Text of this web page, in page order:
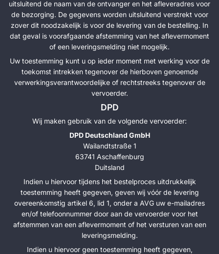
uitsluitend de naam van de ontvanger en het afleveradres voor
de bezorging. De gegevens worden uitsluitend verstrekt voor
zover dit noodzakelijk is voor de levering van de bestelling. In
dat geval is voorafgaande afstemming van het aflevermoment
of een leveringsmelding niet mogelijk.
Uw toestemming kunt u op ieder moment met werking voor de
toekomst intrekken tegenover de hierboven genoemde
verwerkingsverantwoordelijke of rechtstreeks tegenover de
vervoerder.
DPD
Wij maken gebruik van de volgende vervoerder:
DPD Deutschland GmbH
Wailandtstraße 1
63741 Aschaffenburg
Duitsland
Indien u hiervoor tijdens het bestelproces uitdrukkelijk
toestemming heeft gegeven, geven wij vóór de levering
overeenkomstig artikel 6, lid 1, onder a AVG uw e-mailadres
en/of telefoonnummer door aan de vervoerder voor het
afstemmen van een aflevermoment of het versturen van een
leveringsmelding.
Indien u hiervoor geen toestemming heeft gegeven,